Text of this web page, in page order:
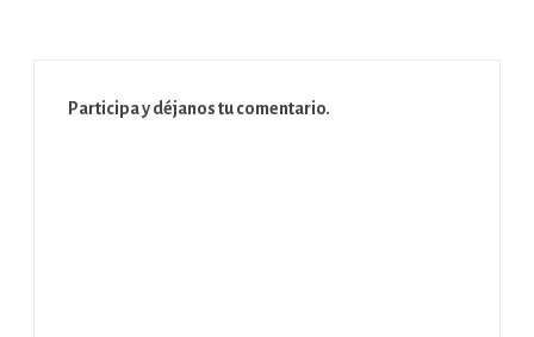
Participa y déjanos tu comentario.